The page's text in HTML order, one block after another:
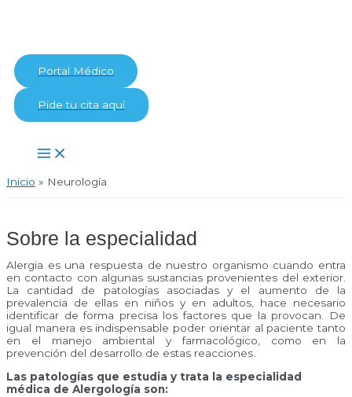
Portal Médico
Pide tu cita aquí
Main
Menu
Inicio
Neurología
Sobre la especialidad
Alergia es una respuesta de nuestro organismo cuando entra
en contacto con algunas sustancias provenientes del exterior.
La cantidad de patologías asociadas y el aumento de la
prevalencia de ellas en niños y en adultos, hace necesario
identificar de forma precisa los factores que la provocan. De
igual manera es indispensable poder orientar al paciente tanto
en el manejo ambiental y farmacológico, como en la
prevención del desarrollo de estas reacciones.
Las patologías que estudia y trata la especialidad
médica de Alergología son: